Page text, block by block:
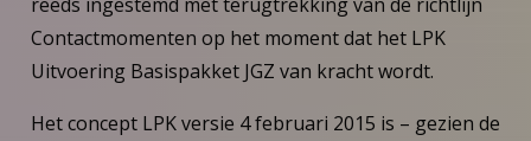
Contactmomenten op het moment dat het LPK
Uitvoering Basispakket JGZ van kracht wordt.
Het concept LPK versie 4 februari 2015 is – gezien de